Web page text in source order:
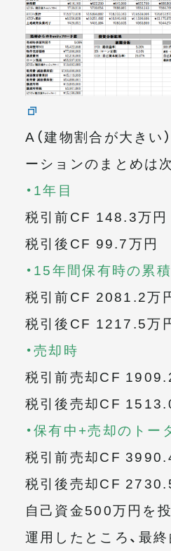
A（建物割合が大きい
ーションのまとめは
・1年目
税引前CF 148.3万円
税引後CF 99.7万円
・15年間保有時の累積
税引前CF 2081.2万
税引後CF 1217.5万
・売却時
税引前売却CF
税引後売却CF
・保有中+売却のトー
税引前売却CF
税引後売却CF
自己資金500万円を
運用したところ、最